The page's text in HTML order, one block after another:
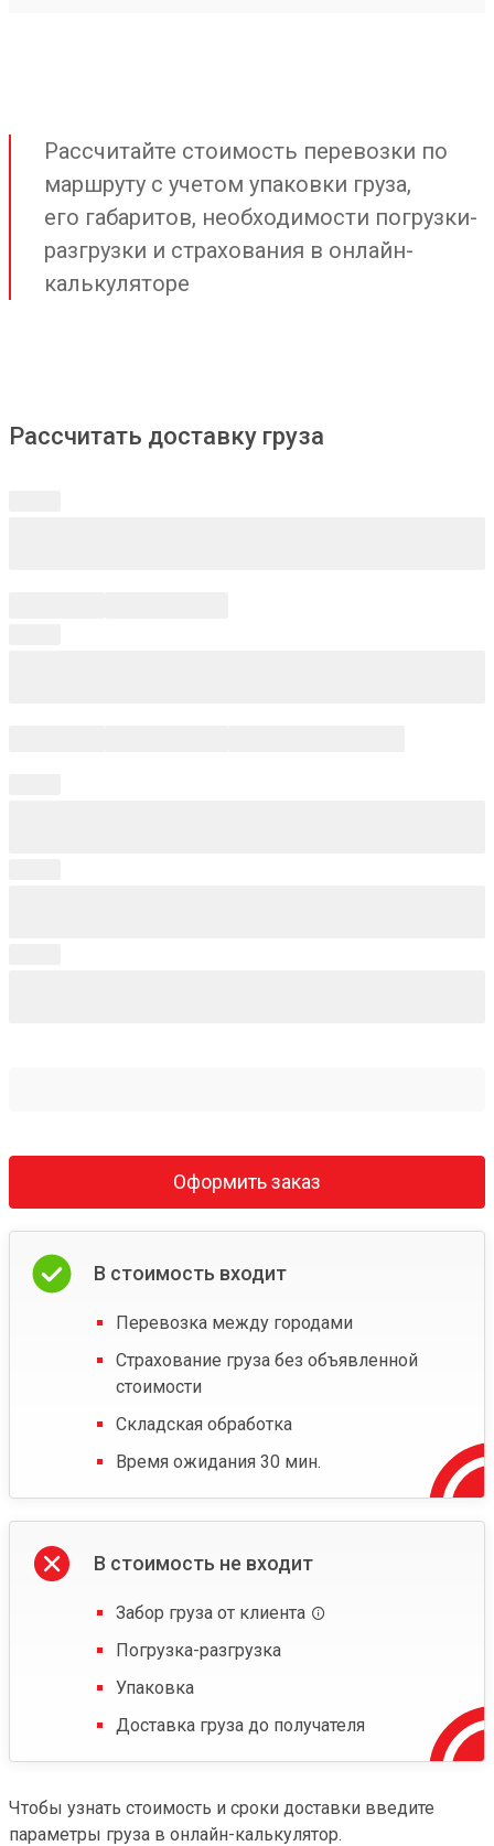
Рассчитайте стоимость перевозки по
маршруту с учетом упаковки груза,
его габаритов, необходимости погрузки-
разгрузки и страхования в онлайн-
калькуляторе
Рассчитать доставку груза
Оформить заказ
В стоимость входит
Перевозка между городами
Страхование груза без объявленной
стоимости
Складская обработка
Время ожидания 30 мин.
В стоимость не входит
Забор груза от клиента
Погрузка-разгрузка
Упаковка
Доставка груза до получателя
Чтобы узнать стоимость и сроки доставки введите
параметры груза в онлайн-калькулятор.